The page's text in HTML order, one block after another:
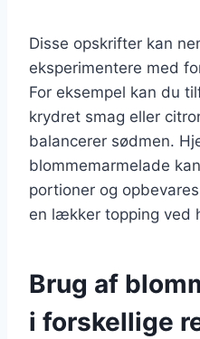
Disse opskrifter kan
eksperimentere med
For eksempel kan du
krydret smag eller
balancerer sødmen.
blommemarmelade
portioner og
en lækker topping ved
Brug af
i forskellige